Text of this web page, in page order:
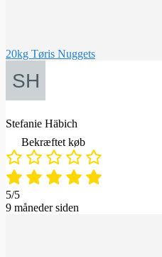
20kg Tøris Nuggets
Stefanie Häbich
Bekræftet køb
5/5
9 måneder siden